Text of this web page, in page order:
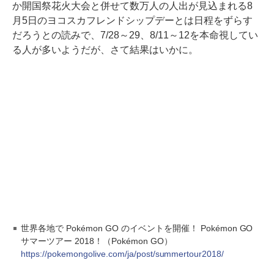
か開国祭花火大会と併せて数万人の人出が見込まれる8
月5日のヨコスカフレンドシップデーとは日程をずらす
だろうとの読みで、7/28～29、8/11～12を本命視してい
る人が多いようだが、さて結果はいかに。
世界各地で Pokémon GO のイベントを開催！ Pokémon GO
サマーツアー 2018！（Pokémon GO）
https://pokemongolive.com/ja/post/summertour2018/